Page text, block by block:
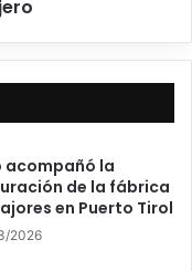
acompañó la
de la fábrica
en Puerto Tirol
2026